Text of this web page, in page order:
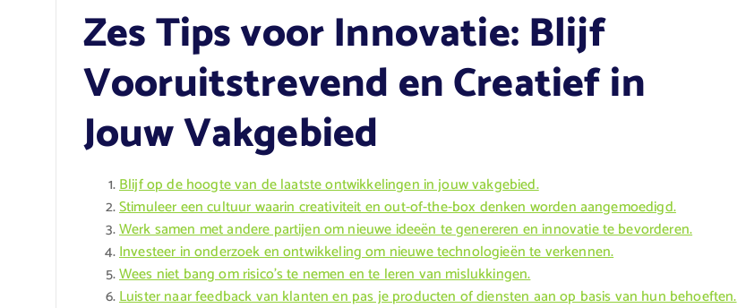
Zes Tips voor Innovatie: Blijf
Vooruitstrevend en Creatief in
Jouw Vakgebied
Blijf op de hoogte van de laatste ontwikkelingen in jouw vakgebied.
Stimuleer een cultuur waarin creativiteit en out-of-the-box denken worden aangemoedigd.
Werk samen met andere partijen om nieuwe ideeën te genereren en innovatie te bevorderen.
Investeer in onderzoek en ontwikkeling om nieuwe technologieën te verkennen.
Wees niet bang om risico’s te nemen en te leren van mislukkingen.
Luister naar feedback van klanten en pas je producten of diensten aan op basis van hun behoeften.